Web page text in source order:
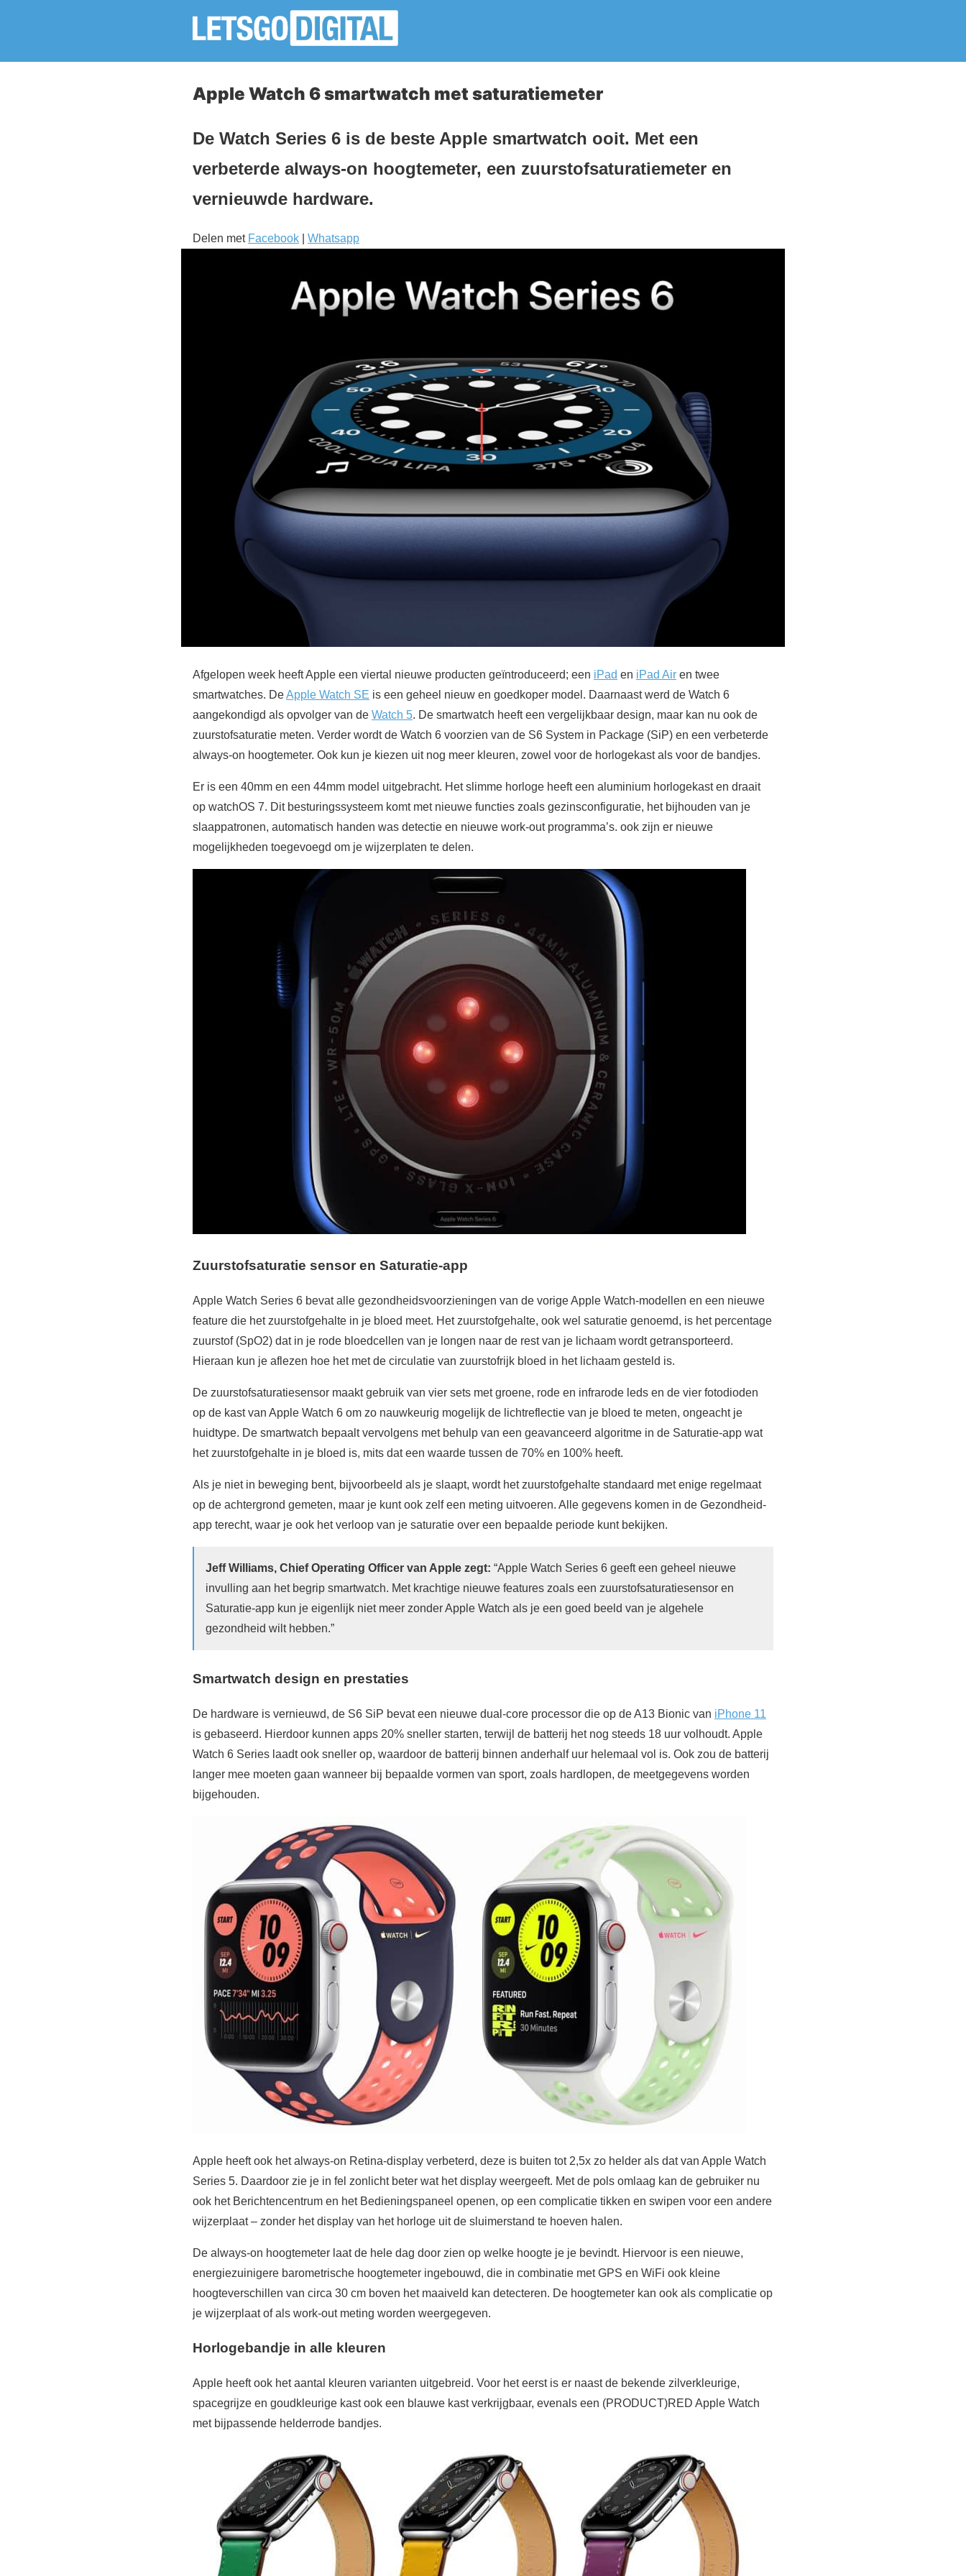
Apple Watch 6 smartwatch met saturatiemeter
De Watch Series 6 is de beste Apple smartwatch ooit. Met een
verbeterde always-on hoogtemeter, een zuurstofsaturatiemeter en
vernieuwde hardware.
Delen met Facebook Whatsapp
Afgelopen week heeft Apple een viertal nieuwe producten geïntroduceerd; een iPad en iPad Air en twee
smartwatches. DeApple Watch SE is een geheel nieuw en goedkoper model. Daarnaast werd de Watch 6
aangekondigd als opvolger van de Watch 5. De smartwatch heeft een vergelijkbaar design, maar kan nu ook de
zuurstofsaturatie meten. Verder wordt de Watch 6 voorzien van de S6 System in Package (SiP) en een verbeterde
always-on hoogtemeter. Ook kun je kiezen uit nog meer kleuren, zowel voor de horlogekast als voor de bandjes.
Er is een 40mm en een 44mm model uitgebracht. Het slimme horloge heeft een aluminium horlogekast en draait
op watchOS 7. Dit besturingssysteem komt met nieuwe functies zoals gezinsconfiguratie, het bijhouden van je
slaappatronen, automatisch handen was detectie en nieuwe work-out programma’s. ook zijn er nieuwe
mogelijkheden toegevoegd om je wijzerplaten te delen.
Zuurstofsaturatie sensor en Saturatie-app
Apple Watch Series 6 bevat alle gezondheidsvoorzieningen van de vorige Apple Watch-modellen en een nieuwe
feature die het zuurstofgehalte in je bloed meet. Het zuurstofgehalte, ook wel saturatie genoemd, is het percentage
zuurstof (SpO2) dat in je rode bloedcellen van je longen naar de rest van je lichaam wordt getransporteerd.
Hieraan kun je aflezen hoe het met de circulatie van zuurstofrijk bloed in het lichaam gesteld is.
De zuurstofsaturatiesensor maakt gebruik van vier sets met groene, rode en infrarode leds en de vier fotodioden
op de kast van Apple Watch 6 om zo nauwkeurig mogelijk de lichtreflectie van je bloed te meten, ongeacht je
huidtype. De smartwatch bepaalt vervolgens met behulp van een geavanceerd algoritme in de Saturatie-app wat
het zuurstofgehalte in je bloed is, mits dat een waarde tussen de 70% en 100% heeft.
Als je niet in beweging bent, bijvoorbeeld als je slaapt, wordt het zuurstofgehalte standaard met enige regelmaat
op de achtergrond gemeten, maar je kunt ook zelf een meting uitvoeren. Alle gegevens komen in de Gezondheid-
app terecht, waar je ook het verloop van je saturatie over een bepaalde periode kunt bekijken.
Jeff Williams, Chief Operating Officer van Apple zegt: “Apple Watch Series 6 geeft een geheel nieuwe
invulling aan het begrip smartwatch. Met krachtige nieuwe features zoals een zuurstofsaturatiesensor en
Saturatie-app kun je eigenlijk niet meer zonder Apple Watch als je een goed beeld van je algehele
gezondheid wilt hebben.”
Smartwatch design en prestaties
De hardware is vernieuwd, de S6 SiP bevat een nieuwe dual-core processor die op de A13 Bionic van iPhone 11
is gebaseerd. Hierdoor kunnen apps 20% sneller starten, terwijl de batterij het nog steeds 18 uur volhoudt. Apple
Watch 6 Series laadt ook sneller op, waardoor de batterij binnen anderhalf uur helemaal vol is. Ook zou de batterij
langer mee moeten gaan wanneer bij bepaalde vormen van sport, zoals hardlopen, de meetgegevens worden
bijgehouden.
Apple heeft ook het always‑on Retina-display verbeterd, deze is buiten tot 2,5x zo helder als dat van Apple Watch
Series 5. Daardoor zie je in fel zonlicht beter wat het display weergeeft. Met de pols omlaag kan de gebruiker nu
ook het Berichtencentrum en het Bedieningspaneel openen, op een complicatie tikken en swipen voor een andere
wijzerplaat – zonder het display van het horloge uit de sluimerstand te hoeven halen.
De always-on hoogtemeter laat de hele dag door zien op welke hoogte je je bevindt. Hiervoor is een nieuwe,
energiezuinigere barometrische hoogtemeter ingebouwd, die in combinatie met GPS en WiFi ook kleine
hoogteverschillen van circa 30 cm boven het maaiveld kan detecteren. De hoogtemeter kan ook als complicatie op
je wijzerplaat of als work-out meting worden weergegeven.
Horlogebandje in alle kleuren
Apple heeft ook het aantal kleuren varianten uitgebreid. Voor het eerst is er naast de bekende zilverkleurige,
spacegrijze en goudkleurige kast ook een blauwe kast verkrijgbaar, evenals een (PRODUCT)RED Apple Watch
met bijpassende helderrode bandjes.